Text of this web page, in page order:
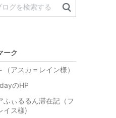
ーク
（アスカ＝レイン様）
のHP
ふぃるるん滞在記（フ
イス様)